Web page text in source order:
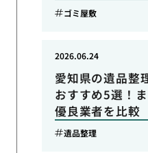
ゴミ屋敷
愛知県の遺品整
おすすめ5選！
優良業者を比較
2026.06.24
遺品整理